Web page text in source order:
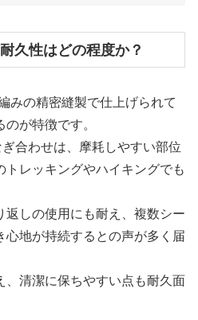
久性はどの程度か？
みの精密縫製で仕上げられて
が特徴です。
合わせは、摩耗しやすい部位
レッキングやハイキングでも
返しの使用にも耐え、複数シー
心地が持続するとの声が多く届
、清潔に保ちやすい点も耐久面